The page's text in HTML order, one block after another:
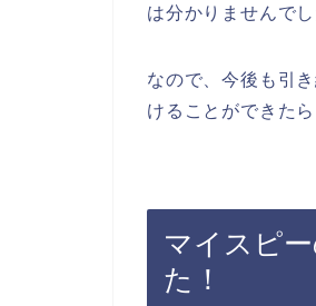
は分かりませんでし
なので、今後も引
けることができた
マイスピ
た！